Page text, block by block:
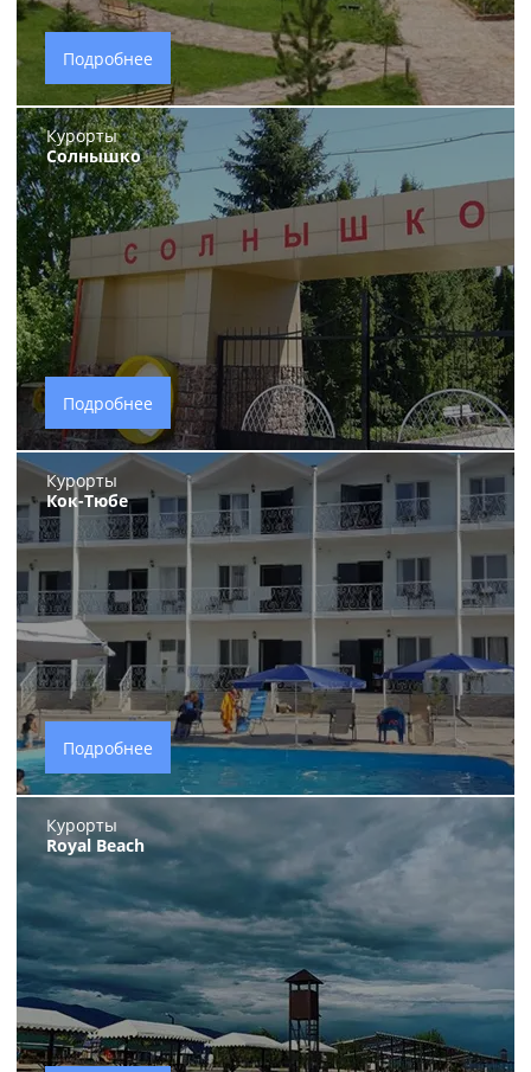
Подробнее
Курорты
Солнышко
Подробнее
Курорты
Кок-Тюбе
Подробнее
Курорты
Royal Beach